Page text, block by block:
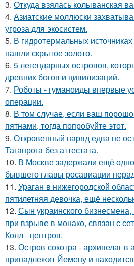
3. Откуда взялась колыванская
4. Азиатские моллюски
угроза для экосистем.
5. В гидротермальных
нашли скрытое золото.
6. 5 легендарных островов,
древних богов и цивилизаций.
7. Роботы - гуманоиды впервые
операции.
8. В том случае, если ваш
пятнами, тогда попробуйте этот.
9. Откровенный наряд едва не
Таганрога без аттестата.
10. В Москве задержали ещё
бывшего главы росавиации
11. Ураган в нижегородской
пятилетняя девочка, ещё
12. Сын украинского бизнесмена,
при взрыве в монако, связан с
Колл - центров.
13. Остров сокотра - архипелаг
принадлежит Йемену и